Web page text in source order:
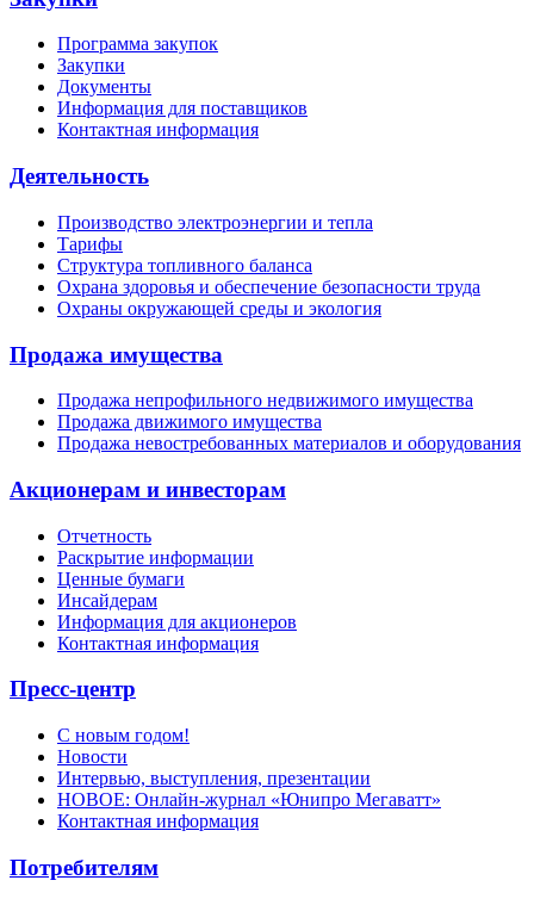
Программа закупок
Закупки
Документы
Информация для поставщиков
Контактная информация
Деятельность
Производство электроэнергии и тепла
Тарифы
Структура топливного баланса
Охрана здоровья и обеспечение безопасности труда
Охраны окружающей среды и экология
Продажа имущества
Продажа непрофильного недвижимого имущества
Продажа движимого имущества
Продажа невостребованных материалов и оборудования
Акционерам и инвесторам
Отчетность
Раскрытие информации
Ценные бумаги
Инсайдерам
Информация для акционеров
Контактная информация
Пресс-центр
С новым годом!
Новости
Интервью, выступления, презентации
НОВОЕ: Онлайн-журнал «Юнипро Мегаватт»
Контактная информация
Потребителям